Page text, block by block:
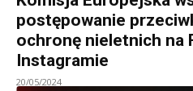
postępowanie
ochronę nieletnich na
Instagramie
20/05/2024